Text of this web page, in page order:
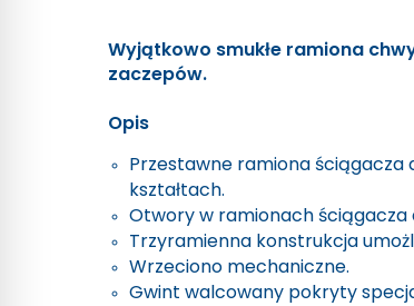
Wyjątkowo smukłe ramiona
zaczepów.
Opis
Przestawne ramiona
kształtach.
Otwory w ramionach ściągacza
Trzyramienna konstrukcja
Wrzeciono mechaniczne.
Gwint walcowany pokryty